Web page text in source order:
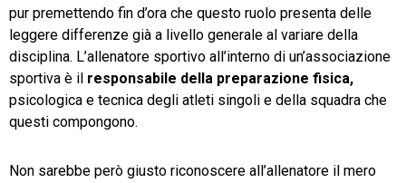
pur premettendo fin d’ora che questo ruolo presenta delle
leggere differenze già a livello generale al variare della
disciplina. L’allenatore sportivo all’interno di un’associazione
sportiva è il responsabile della preparazione fisica,
psicologica e tecnica degli atleti singoli e della squadra che
questi compongono.
Non sarebbe però giusto riconoscere all’allenatore il mero